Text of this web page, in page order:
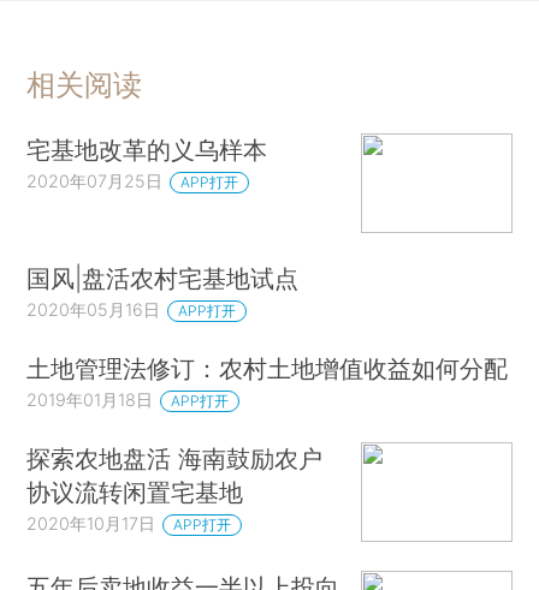
相关阅读
宅基地改革的义乌样本
2020年07月25日 APP打开
国风|盘活农村宅基地试点
2020年05月16日 APP打开
土地管理法修订：农村土地增值收益如何分配
2019年01月18日 APP打开
探索农地盘活 海南鼓励农户
协议流转闲置宅基地
2020年10月17日 APP打开